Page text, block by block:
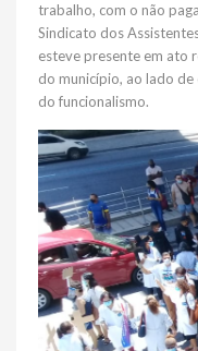
trabalho, com o não
Sindicato dos
esteve presente em ato
do município, ao lado
do funcionalismo.